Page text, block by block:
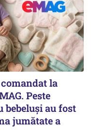
la
Peste
bebeluși au fost
jumătate a